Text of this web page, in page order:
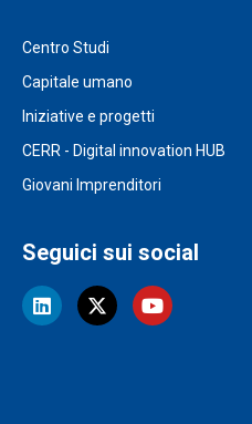
Centro Studi
Capitale umano
Iniziative e progetti
CERR - Digital innovation HUB
Giovani Imprenditori
Seguici sui social